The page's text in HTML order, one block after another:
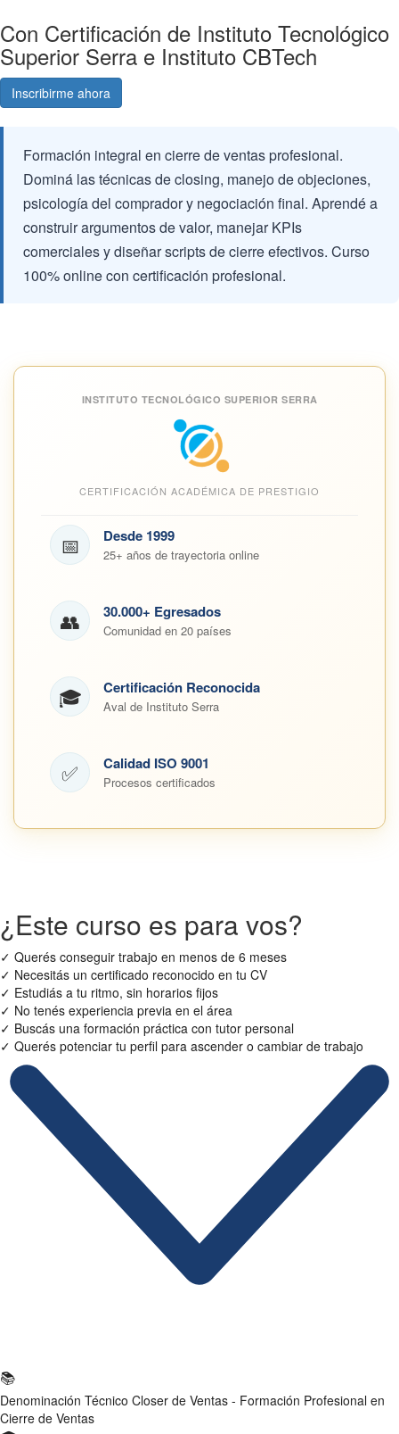
Con Certificación de Instituto Tecnológico
Superior Serra e Instituto CBTech
Inscribirme ahora
Formación integral en cierre de ventas profesional.
Dominá las técnicas de closing, manejo de objeciones,
psicología del comprador y negociación final. Aprendé a
construir argumentos de valor, manejar KPIs
comerciales y diseñar scripts de cierre efectivos. Curso
100% online con certificación profesional.
INSTITUTO TECNOLÓGICO SUPERIOR SERRA
CERTIFICACIÓN ACADÉMICA DE PRESTIGIO
📅 Desde 1999
25+ años de trayectoria online
👥 30.000+ Egresados
Comunidad en 20 países
🎓 Certificación Reconocida
Aval de Instituto Serra
✅ Calidad ISO 9001
Procesos certificados
¿Este curso es para vos?
✓ Querés conseguir trabajo en menos de 6 meses
✓ Necesitás un certificado reconocido en tu CV
✓ Estudiás a tu ritmo, sin horarios fijos
✓ No tenés experiencia previa en el área
✓ Buscás una formación práctica con tutor personal
✓ Querés potenciar tu perfil para ascender o cambiar de trabajo
📚
Denominación Técnico Closer de Ventas - Formación Profesional en
Cierre de Ventas